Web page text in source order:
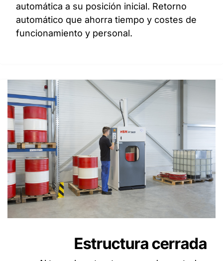
automática a su posición inicial. Retorno
automático que ahorra tiempo y costes de
funcionamiento y personal.
Estructura cerrada